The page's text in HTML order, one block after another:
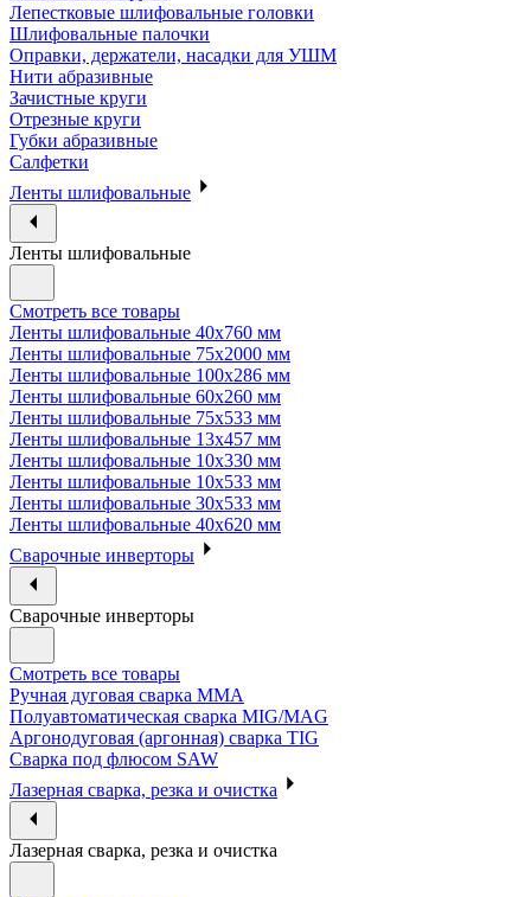
Лепестковые шлифовальные головки
Шлифовальные палочки
Оправки, держатели, насадки для УШМ
Нити абразивные
Зачистные круги
Отрезные круги
Губки абразивные
Салфетки
Ленты шлифовальные
Ленты шлифовальные
Смотреть все товары
Ленты шлифовальные 40х760 мм
Ленты шлифовальные 75х2000 мм
Ленты шлифовальные 100х286 мм
Ленты шлифовальные 60х260 мм
Ленты шлифовальные 75х533 мм
Ленты шлифовальные 13х457 мм
Ленты шлифовальные 10х330 мм
Ленты шлифовальные 10х533 мм
Ленты шлифовальные 30х533 мм
Ленты шлифовальные 40х620 мм
Сварочные инверторы
Сварочные инверторы
Смотреть все товары
Ручная дуговая сварка MMA
Полуавтоматическая сварка MIG/MAG
Аргонодуговая (аргонная) сварка TIG
Сварка под флюсом SAW
Лазерная сварка, резка и очистка
Лазерная сварка, резка и очистка